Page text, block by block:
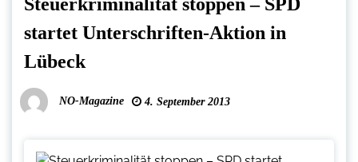
Steuerkriminalität stoppen – SPD
startet Unterschriften-Aktion in
Lübeck
NO-Magazine 4. September 2013